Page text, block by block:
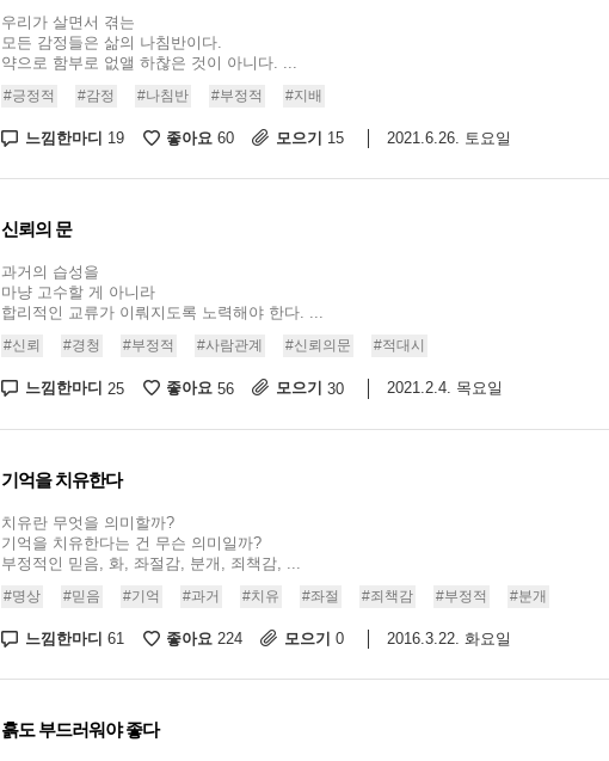
우리가 살면서 겪는
모든 감정들은 삶의 나침반이다.
약으로 함부로 없앨 하찮은 것이 아니다. ...
#긍정적 #감정 #나침반 #부정적 #지배
느낌한마디 19 좋아요 60 모으기 15 2021.6.26. 토요일
신뢰의 문
과거의 습성을
마냥 고수할 게 아니라
합리적인 교류가 이뤄지도록 노력해야 한다. ...
#신뢰 #경청 #부정적 #사람관계 #신뢰의문 #적대시
느낌한마디 25 좋아요 56 모으기 30 2021.2.4. 목요일
기억을 치유한다
치유란 무엇을 의미할까?
기억을 치유한다는 건 무슨 의미일까?
부정적인 믿음, 화, 좌절감, 분개, 죄책감, ...
#명상 #믿음 #기억 #과거 #치유 #좌절 #죄책감 #부정적 #분개
느낌한마디 61 좋아요 224 모으기 0 2016.3.22. 화요일
흙도 부드러워야 좋다